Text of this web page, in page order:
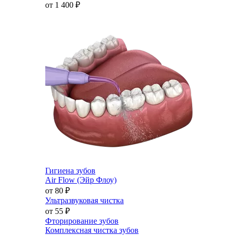
от 1 400 ₽
Гигиена зубов
Air Flow (Эйр Флоу)
от 80 ₽
Ультразвуковая чистка
от 55 ₽
Фторирование зубов
Комплексная чистка зубов